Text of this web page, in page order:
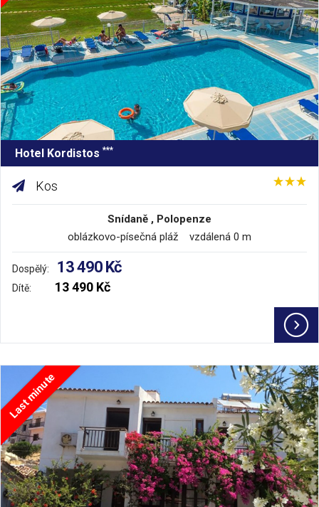
Hotel Kordistos ***
Kos
Snídaně , Polopenze
oblázkovo-písečná pláž vzdálená 0 m
Dospělý: 13 490 Kč
Dítě: 13 490 Kč
Last minute